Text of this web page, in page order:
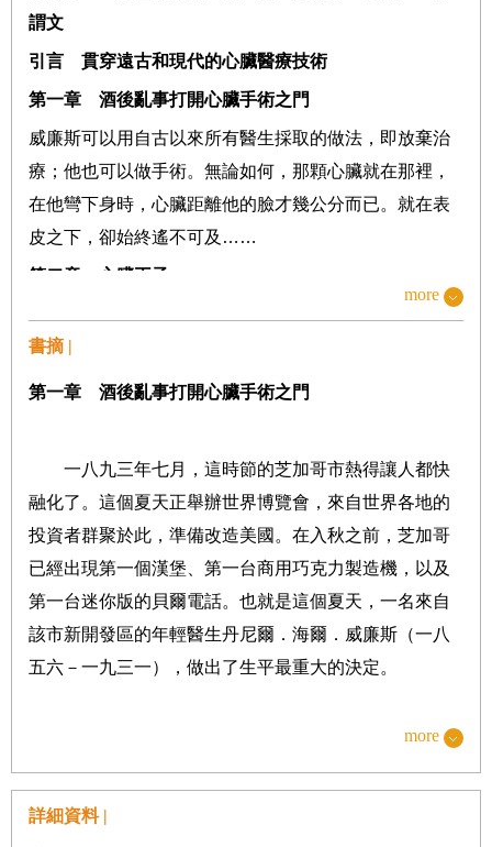
謂文
引言 貫穿遠古和現代的心臟醫療技術
第一章 酒後亂事打開心臟手術之門
威廉斯可以用自古以來所有醫生採取的做法，即放棄治
療；他也可以做手術。無論如何，那顆心臟就在那裡，
在他彎下身時，心臟距離他的臉才幾公分而已。就在表
皮之下，卻始終遙不可及……
第二章 心臟王子
蓋倫每天都
是「通往人體內部的窗 口 」，他 這麼寫
第三章 當藝術改變科學
給達文西最多啟發的，是他在「老人」身上所看到的，
也是亞歷山大港自古以來記載最詳盡的全人解剖之一。
達文西花在老人身上的時間很長，直到屍體都開始腐
爛、發臭、分解成碎片為止……
第四章 血液的航道
──但並非蓋倫假設心臟內的、而是遍布全身的無形孔
more
書摘 |
第一章 酒後亂事打開心臟手術之門
一八九三年七月，這時節的芝加哥市熱得讓人都快
融化了。這個夏天正舉辦世界博覽會，來自世界各地的
投資者群聚於此，準備改造美國。在入秋之前，芝加哥
已經出現第一個漢堡、第一台商用巧克力製造機，以及
第一台迷你版的貝爾電話。也就是這個夏天，一名來自
該市新開發區的年輕醫生丹尼爾．海爾．威廉斯（一八
五六－一九三一），做出了生平最重大的決定。
威廉斯的雙親擁有非洲、蘇格蘭、愛爾蘭、印地安
肖尼族等多種血統，但在他自小成長的賓州霍利迪斯堡
社群裡，威廉斯一向被視為非裔美籍。他的父親早逝，
more
詳細資料 |